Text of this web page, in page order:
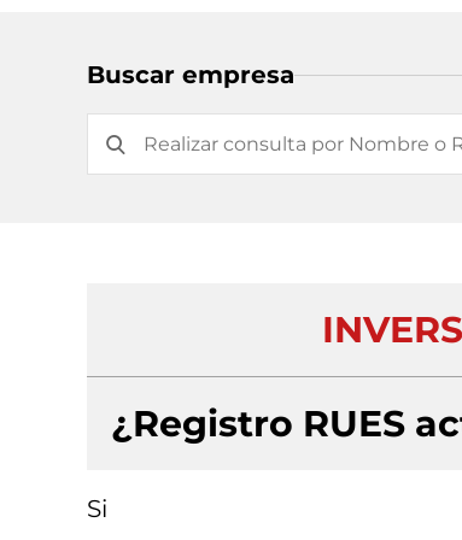
Buscar empresa
¿Registro RUES
Si